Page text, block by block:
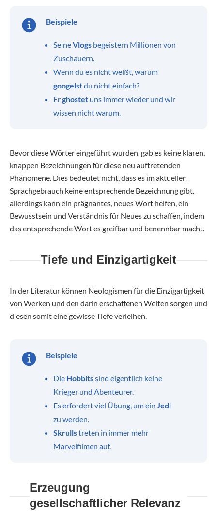
Beispiele
SeineVlogs begeistern Millionen von
Zuschauern.
Wenn du es nicht weißt, warum
googelstdu nicht einfach?
Erghostet uns immer wieder und wir
wissen nicht warum.
Bevor diese Wörter eingeführt wurden, gab es keine klaren,
knappen Bezeichnungen für diese neu auftretenden
Phänomene. Dies bedeutet nicht, dass es im aktuellen
Sprachgebrauch keine entsprechende Bezeichnung gibt,
allerdings kann ein prägnantes, neues Wort helfen, ein
Bewusstsein und Verständnis für Neues zu schaffen, indem
das entsprechende Wort es greifbar und benennbar macht.
Tiefe und Einzigartigkeit
In der Literatur können Neologismen für die Einzigartigkeit
von Werken und den darin erschaffenen Welten sorgen und
diesen somit eine gewisse Tiefe verleihen.
Beispiele
Die Hobbitssind eigentlich keine
Krieger und Abenteurer.
Es erfordert viel Übung, um ein Jedi
zu werden.
Skrullstreten in immer mehr
Marvelfilmen auf.
Erzeugung
gesellschaftlicher Relevanz